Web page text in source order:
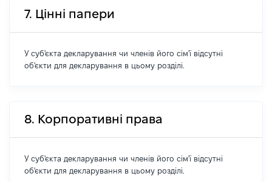
7. Цінні папери
У суб'єкта декларування чи членів його сім'ї відсутні
об'єкти для декларування в цьому розділі.
8. Корпоративні права
У суб'єкта декларування чи членів його сім'ї відсутні
об'єкти для декларування в цьому розділі.